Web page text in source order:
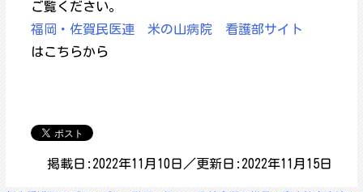
ご覧ください。
福岡・佐賀民医連 米の山病院 看護部サイト
はこちらから
掲載日:2022年11月10日／更新日:2022年11月15日